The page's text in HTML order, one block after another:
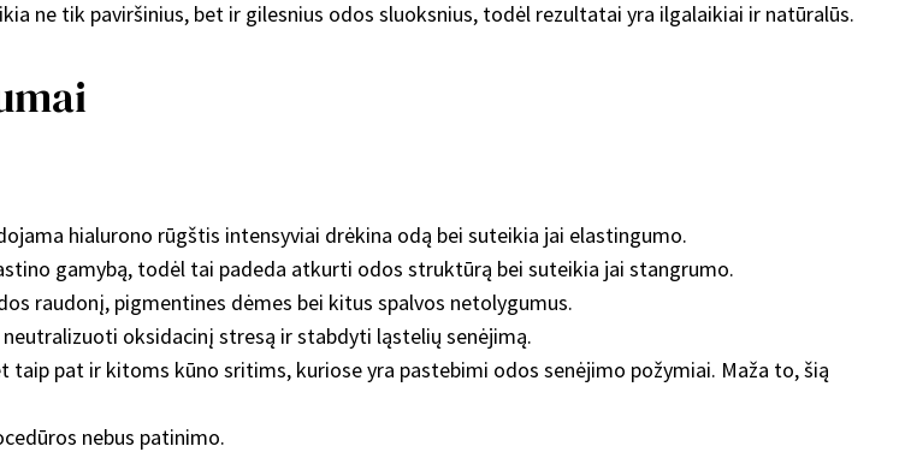
ne tik paviršinius, bet ir gilesnius odos sluoksnius, todėl rezultatai yra ilgalaikiai ir natūralūs.
hialurono rūgštis intensyviai drėkina odą bei suteikia jai elastingumo.
gamybą, todėl tai padeda atkurti odos struktūrą bei suteikia jai stangrumo.
raudonį, pigmentines dėmes bei kitus spalvos netolygumus.
oksidacinį stresą ir stabdyti ląstelių senėjimą.
pat ir kitoms kūno sritims, kuriose yra pastebimi odos senėjimo požymiai. Maža to, šią
nebus patinimo.